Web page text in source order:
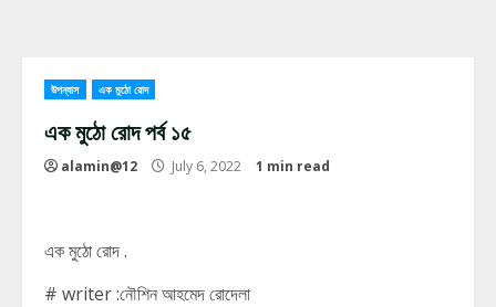
উপন্যাস এক মুঠো রোদ
এক মুঠো রোদ পর্ব ১৫
alamin@12 July 6, 2022 1 min read
এক মুঠো রোদ .
# writer :নৌশিন আহমেদ রোদেলা